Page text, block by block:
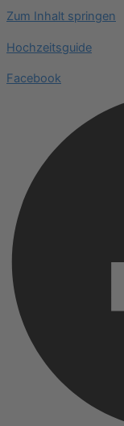
Zum Inhalt springen
Hochzeitsguide
Facebook